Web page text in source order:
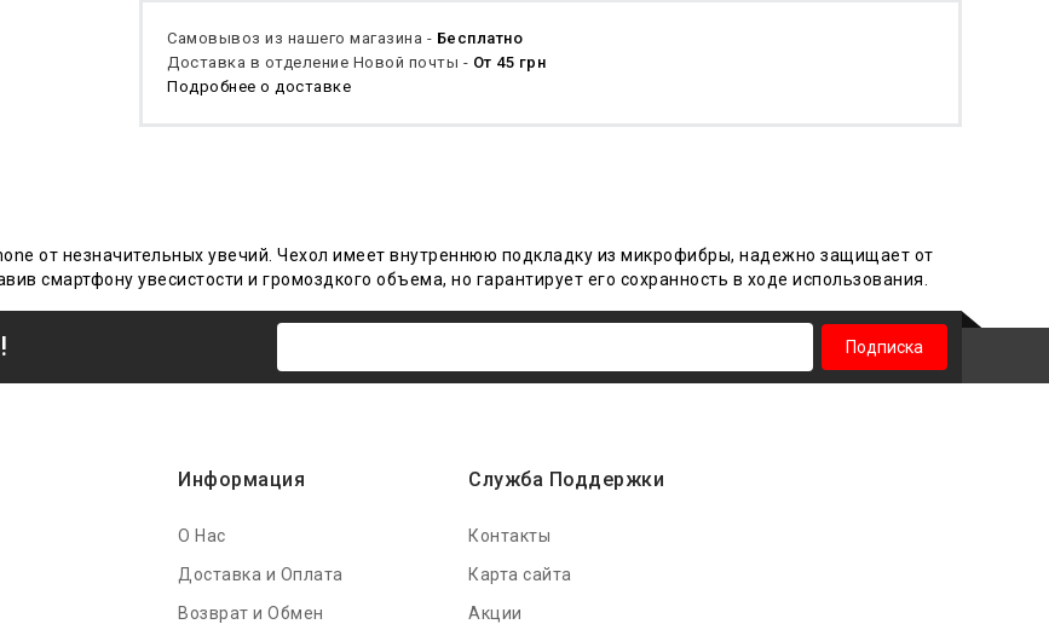
Самовывоз из нашего магазина - Бесплатно
Доставка в отделение Новой почты - От 45 грн
Подробнее о доставке
от незначительных увечий. Чехол имеет внутреннюю подкладку из микрофибры, надежно защищает от
смартфону увесистости и громоздкого объема, но гарантирует его сохранность в ходе использования.
Подписка
Информация
О Нас
Доставка и Оплата
Возврат и Обмен
Служба Поддержки
Контакты
Карта сайта
Акции